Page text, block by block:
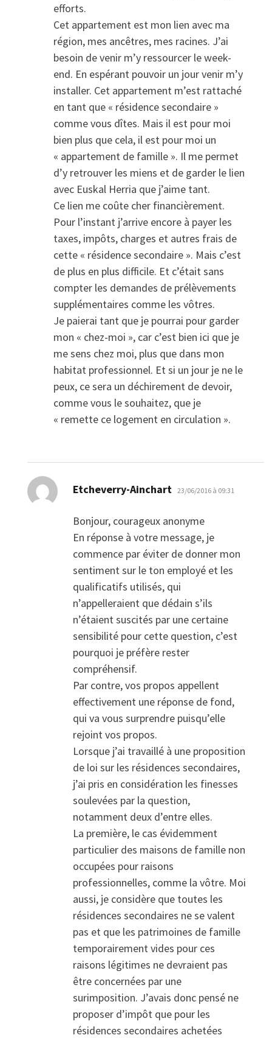
efforts.
Cet appartement est mon lien avec ma
région, mes ancêtres, mes racines. J’ai
besoin de venir m’y ressourcer le week-
end. En espérant pouvoir un jour venir m’y
installer. Cet appartement m’est rattaché
en tant que « résidence secondaire »
comme vous dîtes. Mais il est pour moi
bien plus que cela, il est pour moi un
« appartement de famille ». Il me permet
d’y retrouver les miens et de garder le lien
avec Euskal Herria que j’aime tant.
Ce lien me coûte cher financièrement.
Pour l’instant j’arrive encore à payer les
taxes, impôts, charges et autres frais de
cette « résidence secondaire ». Mais c’est
de plus en plus difficile. Et c’était sans
compter les demandes de prélèvements
supplémentaires comme les vôtres.
Je paierai tant que je pourrai pour garder
mon « chez-moi », car c’est bien ici que je
me sens chez moi, plus que dans mon
habitat professionnel. Et si un jour je ne le
peux, ce sera un déchirement de devoir,
comme vous le souhaitez, que je
« remette ce logement en circulation ».
Etcheverry-Ainchart dit :
23/06/2016 à 09:31
Bonjour, courageux anonyme
En réponse à votre message, je
commence par éviter de donner mon
sentiment sur le ton employé et les
qualificatifs utilisés, qui
n’appelleraient que dédain s’ils
n’étaient suscités par une certaine
sensibilité pour cette question, c’est
pourquoi je préfère rester
compréhensif.
Par contre, vos propos appellent
effectivement une réponse de fond,
qui va vous surprendre puisqu’elle
rejoint vos propos.
Lorsque j’ai travaillé à une proposition
de loi sur les résidences secondaires,
j’ai pris en considération les finesses
soulevées par la question,
notamment deux d’entre elles.
La première, le cas évidemment
particulier des maisons de famille non
occupées pour raisons
professionnelles, comme la vôtre. Moi
aussi, je considère que toutes les
résidences secondaires ne se valent
pas et que les patrimoines de famille
temporairement vides pour ces
raisons légitimes ne devraient pas
être concernées par une
surimposition. J’avais donc pensé ne
proposer d’impôt que pour les
résidences secondaires achetées